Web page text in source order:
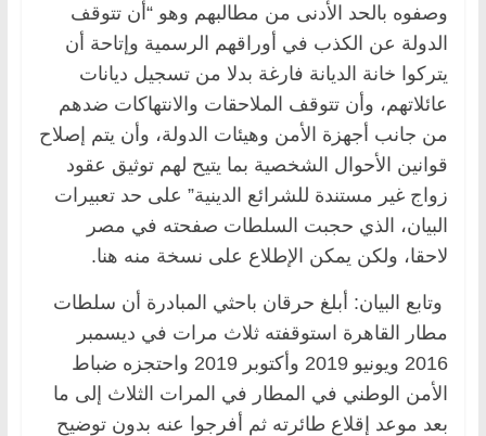
وصفوه بالحد الأدنى من مطالبهم وهو “أن تتوقف
الدولة عن الكذب في أوراقهم الرسمية وإتاحة أن
يتركوا خانة الديانة فارغة بدلا من تسجيل ديانات
عائلاتهم، وأن تتوقف الملاحقات والانتهاكات ضدهم
من جانب أجهزة الأمن وهيئات الدولة، وأن يتم إصلاح
قوانين الأحوال الشخصية بما يتيح لهم توثيق عقود
زواج غير مستندة للشرائع الدينية” على حد تعبيرات
البيان، الذي حجبت السلطات صفحته في مصر
لاحقا، ولكن يمكن الإطلاع على نسخة منه هنا.
وتابع البيان: أبلغ حرقان باحثي المبادرة أن سلطات
مطار القاهرة استوقفته ثلاث مرات في ديسمبر
2016 ويونيو 2019 وأكتوبر 2019 واحتجزه ضباط
الأمن الوطني في المطار في المرات الثلاث إلى ما
بعد موعد إقلاع طائرته ثم أفرجوا عنه بدون توضيح